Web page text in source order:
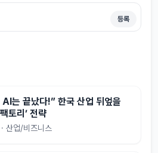
등록
AI는 끝났다!” 한국 산업 뒤엎을
토리’ 전략
산업/비즈니스